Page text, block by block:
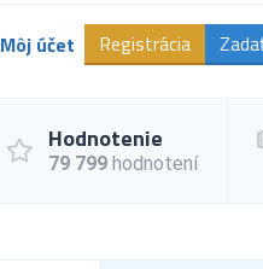
Môj účet Registrácia
Hodnotenie
79 799 hodnotení